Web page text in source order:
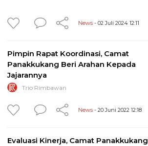
News - 02 Juli 2024 12:11
Pimpin Rapat Koordinasi, Camat
Panakkukang Beri Arahan Kepada
Jajarannya
Trio Rimbawan
News - 20 Juni 2022 12:18
Evaluasi Kinerja, Camat Panakkukang